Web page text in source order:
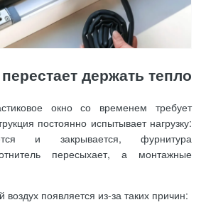
держать тепло
окно со временем требует
постоянно испытывает нагрузку:
и закрывается, фурнитура
пересыхает, а монтажные
появляется из-за таких причин: